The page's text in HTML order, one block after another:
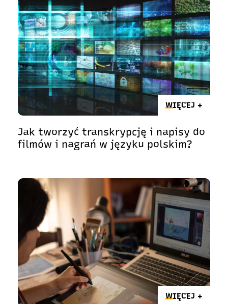
WIĘCEJ +
Jak tworzyć transkrypcję i napisy do
filmów i nagrań w języku polskim?
WIĘCEJ +